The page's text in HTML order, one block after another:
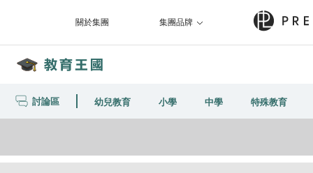
關於集團 集團品牌
討論區 幼兒教育 小學 中學 特殊教育